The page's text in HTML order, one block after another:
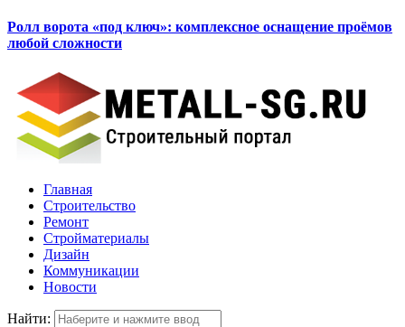
Ролл ворота «под ключ»: комплексное оснащение проёмов
любой сложности
Главная
Строительство
Ремонт
Стройматериалы
Дизайн
Коммуникации
Новости
Найти: